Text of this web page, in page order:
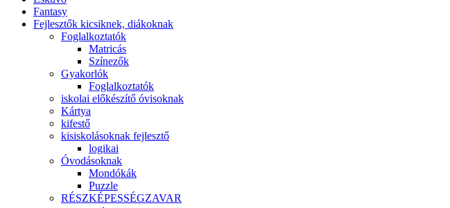
Fantasy
Fejlesztők kicsiknek, diákoknak
Foglalkoztatók
Matricás
Színezők
Gyakorlók
Foglalkoztatók
iskolai előkészítő óvisoknak
Kártya
kifestő
kisiskolásoknak fejlesztő
logikai
Óvodásoknak
Mondókák
Puzzle
RÉSZKÉPESSÉGZAVAR